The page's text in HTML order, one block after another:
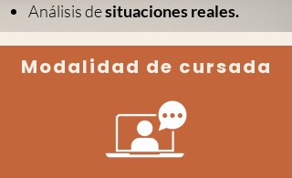
Análisis desituaciones reales.
Modalidad de cursada